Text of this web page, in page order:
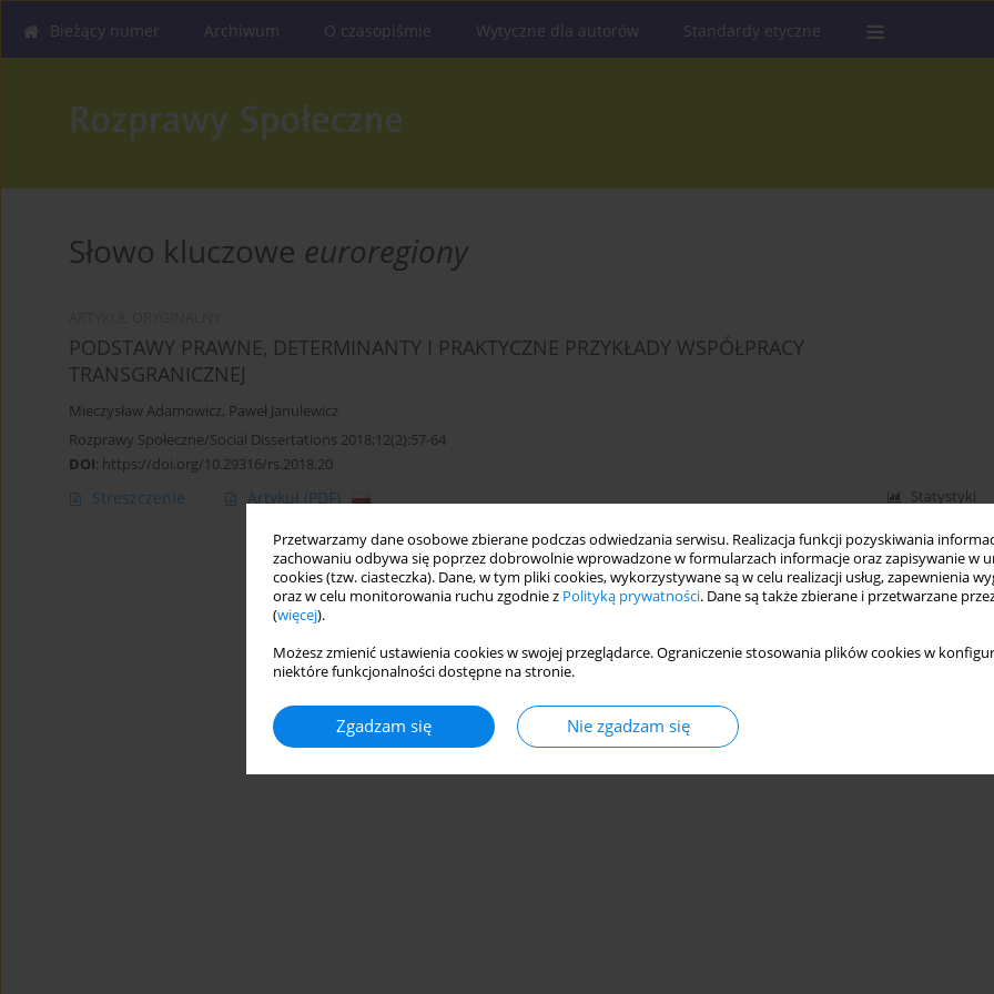
Przetwarzamy dane osobowe zbierane podczas odwiedzania serwisu. Realizacja funkcji pozyskiwania
zachowaniu odbywa się poprzez dobrowolnie wprowadzone w formularzach informacje oraz zapisywanie w
cookies (tzw. ciasteczka). Dane, w tym pliki cookies, wykorzystywane są w celu realizacji usług, zapewnienia
oraz w celu monitorowania ruchu zgodnie z Polityką prywatności. Dane są także zbierane i przetwarzane
(więcej).
Możesz zmienić ustawienia cookies w swojej przeglądarce. Ograniczenie stosowania plików cookies w
niektóre funkcjonalności dostępne na stronie.
Zgadzam się Nie zgadzam się
Bieżący numer Archiwum O czasopiśmie Wytyczne dla autorów Standardy etyczne
Słowo kluczowe euroregiony
PODSTAWY PRAWNE, DETERMINANTY I PRAKTYCZNE PRZYKŁADY WSPÓŁPRACY
TRANSGRANICZNEJ
Mieczysław Adamowicz, Paweł Janulewicz
Rozprawy Społeczne/Social Dissertations 2018;12(2):57-64
DOI: https://doi.org/10.29316/rs.2018.20
Streszczenie Artykuł (PDF) Statystyki